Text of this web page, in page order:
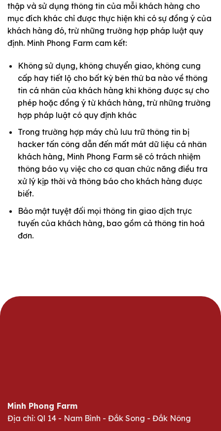
thập và sử dụng thông tin của mỗi khách hàng cho
mục đích khác chỉ được thực hiện khi có sự đồng ý của
khách hàng đó, trừ những trường hợp pháp luật quy
định. Minh Phong Farm cam kết:
Không sử dụng, không chuyển giao, không cung
cấp hay tiết lộ cho bất kỳ bên thứ ba nào về thông
tin cá nhân của khách hàng khi không được sự cho
phép hoặc đồng ý từ khách hàng, trừ những trường
hợp pháp luật có quy định khác
Trong trường hợp máy chủ lưu trữ thông tin bị
hacker tấn công dẫn đến mất mát dữ liệu cá nhân
khách hàng, Minh Phong Farm sẽ có trách nhiệm
thông báo vụ việc cho cơ quan chức năng điều tra
xử lý kịp thời và thông báo cho khách hàng được
biết.
Bảo mật tuyệt đối mọi thông tin giao dịch trực
tuyến của khách hàng, bao gồm cả thông tin hoá
đơn.
Minh Phong Farm
Địa chỉ: Ql 14 - Nam Bình - Đắk Song - Đắk Nông